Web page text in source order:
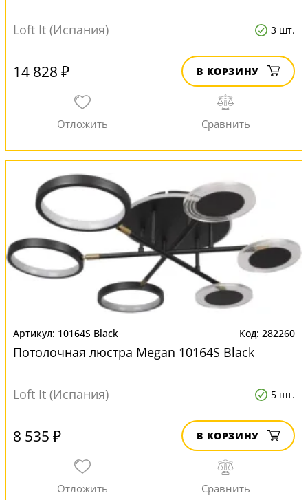
Loft It (Испания) 3 шт.
14 828 ₽ В КОРЗИНУ
10164S Black 282260
Потолочная люстра Megan 10164S Black
Loft It (Испания) 5 шт.
8 535 ₽ В КОРЗИНУ